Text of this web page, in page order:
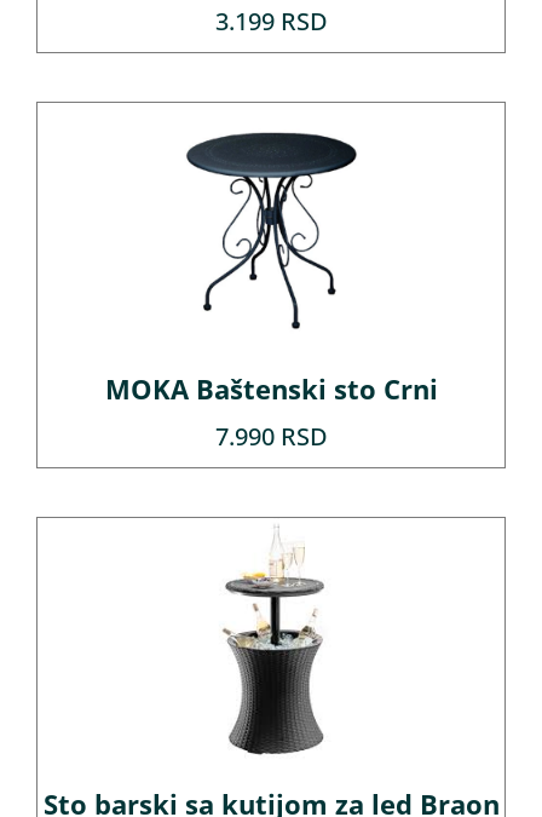
3.199 RSD
MOKA Baštenski sto Crni
7.990 RSD
Sto barski sa kutijom za led Braon